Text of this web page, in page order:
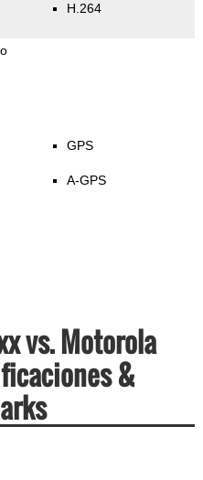
H.264
GPS
A-GPS
vs. Motorola
&